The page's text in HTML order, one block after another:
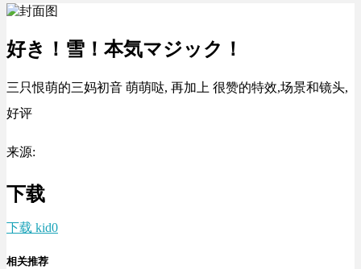
好き！雪！本気マジック！
三只恨萌的三妈初音 萌萌哒, 再加上 很赞的特效,场景和镜头,
好评
来源:
下载
下载 kid0
相关推荐